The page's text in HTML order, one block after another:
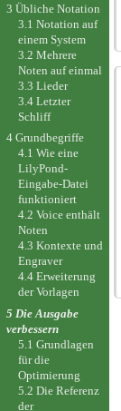
3 Übliche Notation
3.1 Notation auf
einem System
3.2 Mehrere
Noten auf einmal
3.3 Lieder
3.4 Letzter
Schliff
4 Grundbegriffe
4.1 Wie eine
LilyPond-
Eingabe-Datei
funktioniert
4.2 Voice enthält
Noten
4.3 Kontexte und
Engraver
4.4 Erweiterung
der Vorlagen
5 Die Ausgabe
verbessern
5.1 Grundlagen
für die
Optimierung
5.2 Die Referenz
der